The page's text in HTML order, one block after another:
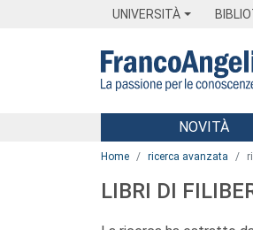
UNIVERSITÀ
Menu
NOVITÀ
Home ricerca avanzata
LIBRI DI